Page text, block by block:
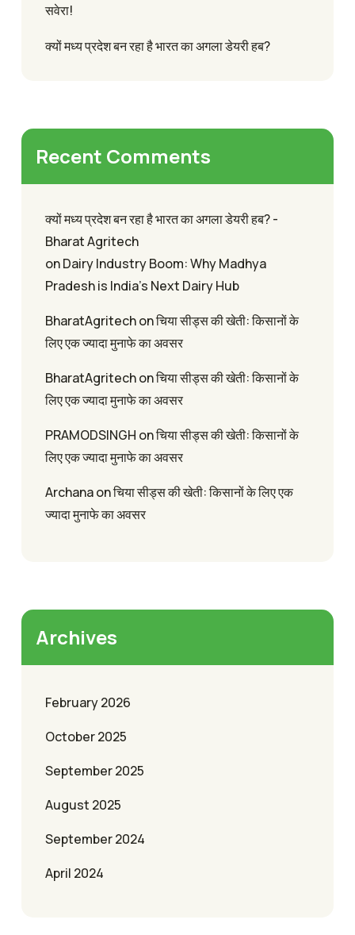
सवेरा!
क्यों मध्य प्रदेश बन रहा है भारत का अगला डेयरी हब?
Recent Comments
क्यों मध्य प्रदेश बन रहा है भारत का अगला डेयरी हब? -
Bharat Agritech
onDairy Industry Boom: Why Madhya
Pradesh is India’s Next Dairy Hub
BharatAgritechonचिया सीड्स की खेती: किसानों के
लिए एक ज्यादा मुनाफे का अवसर
BharatAgritechonचिया सीड्स की खेती: किसानों के
लिए एक ज्यादा मुनाफे का अवसर
PRAMODSINGH onचिया सीड्स की खेती: किसानों के
लिए एक ज्यादा मुनाफे का अवसर
Archanaonचिया सीड्स की खेती: किसानों के लिए एक
ज्यादा मुनाफे का अवसर
Archives
February 2026
October 2025
September 2025
August 2025
September 2024
April 2024